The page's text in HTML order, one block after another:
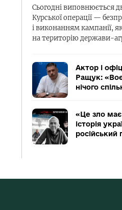
Сьогодні виповнюється
Курської операції —
і виконанням кампанії,
на територію держави-
Актор і
Ращук:
нічого
«Це зло
історія
російський